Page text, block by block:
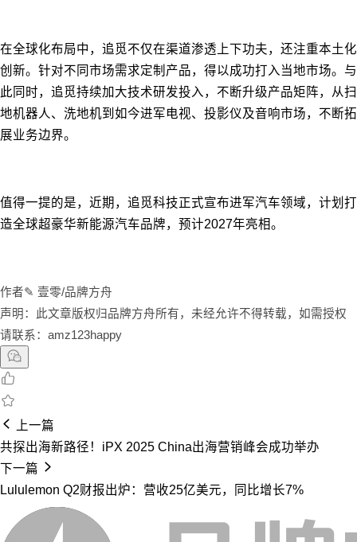
在全球化布局中，追觅不仅在渠道渗透上下功夫，还注重本土化
创新。针对不同市场需求定制产品，得以成功打入当地市场。与
此同时，追觅持续加大技术研发投入，不断升级产品矩阵，从扫
地机器人、洗地机到如今进军电视、投影仪及音响市场，不断拓
展业务边界。
值得一提的是，近期，追觅科技正式宣布进军汽车领域，计划打
造全球超豪华新能源汽车品牌，预计2027年亮相。
作者✎ 壹零/品牌方舟
声明：此文章版权归品牌方舟所有，未经允许不得转载，如需授权
请联系：amz123happy
上一篇
共探出海新路径！iPX 2025 China出海营销峰会成功举办
下一篇
Lululemon Q2财报出炉：营收25亿美元，同比增长7%